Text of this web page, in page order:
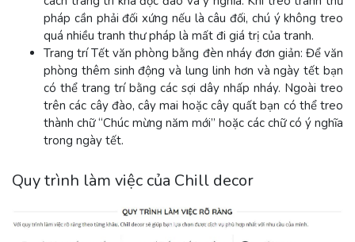
pháp cần phải đối xứng nếu là câu đối, chú ý không treo
quá nhiều tranh thư pháp là mất đi giá trị của tranh.
Trang trí Tết văn phòng bằng đèn nháy đơn giản: Để văn
phòng thêm sinh động và lung linh hơn và ngày tết bạn
có thể trang trí bằng các sợi dây nhấp nháy. Ngoài treo
trên các cây đào, cây mai hoặc cây quất bạn có thể treo
thành chữ “Chúc mừng năm mới” hoặc các chữ có ý nghĩa
trong ngày tết.
Quy trình làm việc của Chill decor